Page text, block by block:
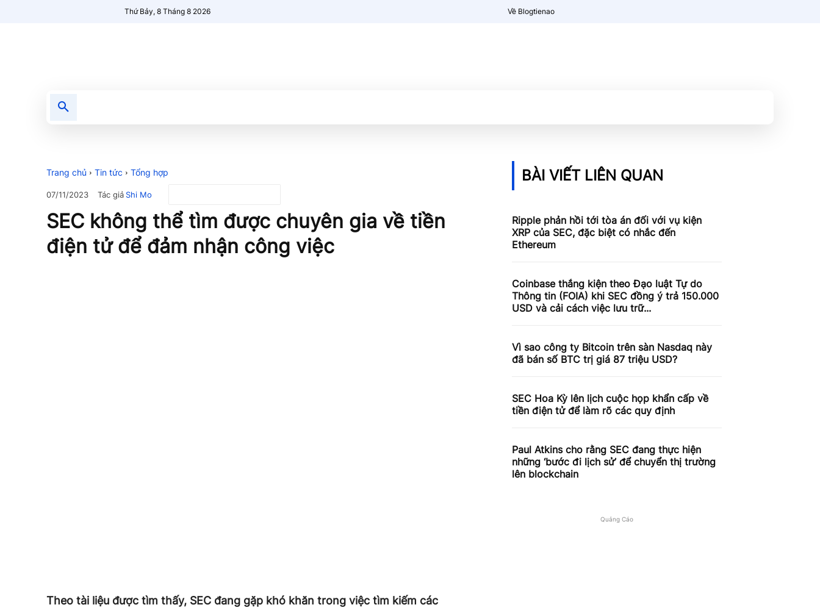
Thứ Bảy, 8 Tháng 8 2026 Về Blogtienao
Trang chủ Tin tức Tổng hợp
07/11/2023 Tác giảShi Mo
SEC không thể tìm được chuyên gia về tiền
điện tử để đảm nhận công việc
Theo tài liệu được tìm thấy, SEC đang gặp khó khăn trong việc tìm kiếm các
BÀI VIẾT LIÊN QUAN
Ripple phản hồi tới tòa án đối với vụ kiện
XRP của SEC, đặc biệt có nhắc đến
Ethereum
Coinbase thắng kiện theo Đạo luật Tự do
Thông tin (FOIA) khi SEC đồng ý trả 150.000
USD và cải cách việc lưu trữ...
Vì sao công ty Bitcoin trên sàn Nasdaq này
đã bán số BTC trị giá 87 triệu USD?
SEC Hoa Kỳ lên lịch cuộc họp khẩn cấp về
tiền điện tử để làm rõ các quy định
Paul Atkins cho rằng SEC đang thực hiện
những ‘bước đi lịch sử’ để chuyển thị trường
lên blockchain
Quảng Cáo